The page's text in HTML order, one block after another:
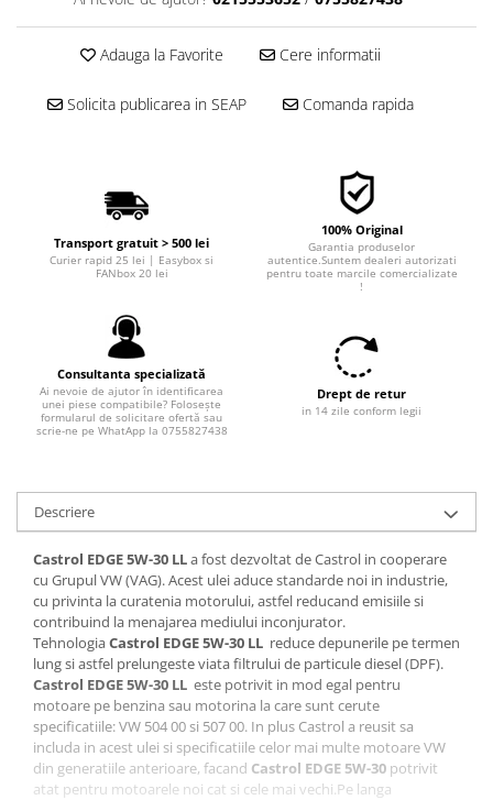
► Piese auto
Filtre agent racire
Accesorii filtre
Filtre ulei
Filtre combustibil
Filtre habitaclu
Filtre uscator
Filtre hidraulice
Filtre epurator
Placute frana
Discuri frana
Senzori uzura placute
Tamburi frana
Cablu frana de mana
Suport etrier
Electrice
Bujii incandescente
Distributie
Kit distributie
Adauga la Favorite Cere informatii
Solicita publicarea in SEAP Comanda rapida
Transport gratuit > 500 lei
Curier rapid 25 lei | Easybox si
FANbox 20 lei
100% Original
Garantia produselor
autentice.Suntem dealeri autorizati
pentru toate marcile comercializate
!
Consultanta specializată
Ai nevoie de ajutor în identificarea
unei piese compatibile? Folosește
formularul de solicitare ofertă sau
scrie-ne pe WhatApp la 0755827438
Drept de retur
in 14 zile conform legii
Descriere
Castrol EDGE 5W-30 LLa fost dezvoltat de Castrol in cooperare
cu Grupul VW (VAG). Acest ulei aduce standarde noi in industrie,
cu privinta la curatenia motorului, astfel reducand emisiile si
contribuind la menajarea mediului inconjurator.
TehnologiaCastrol EDGE 5W-30 LL reduce depunerile pe termen
lung si astfel prelungeste viata filtrului de particule diesel (DPF).
Castrol EDGE 5W-30 LL este potrivit in mod egal pentru
motoare pe benzina sau motorina la care sunt cerute
specificatiile: VW 504 00 si 507 00. In plus Castrol a reusit sa
includa in acest ulei si specificatiile celor mai multe motoare VW
din generatiile anterioare, facand Castrol EDGE 5W-30 potrivit
atat pentru motoarele noi cat si cele mai vechi.Pe langa